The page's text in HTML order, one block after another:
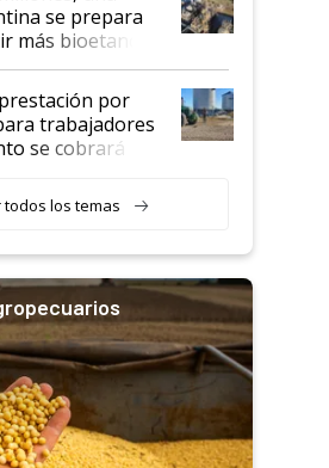
se prepara
más bioetanol
por
trabajadores
se cobrará
todos los temas